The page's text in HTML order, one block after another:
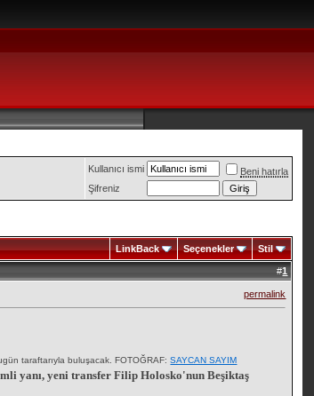
Kullanıcı ismi
Beni hatırla
Şifreniz
LinkBack Seçenekler Stil
#1
permalink
taraftarıyla buluşacak. FOTOĞRAF:SAYCAN SAYIM
yanı, yeni transfer Filip Holosko'nun Beşiktaş